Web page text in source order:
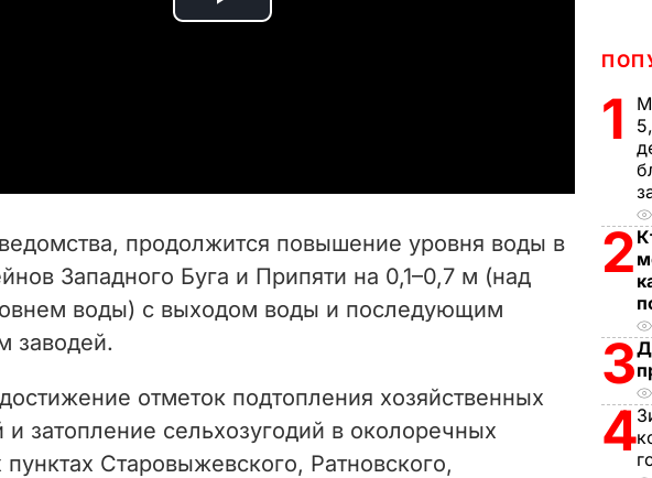
P
i
d
o
продолжится повышение уровня воды в
Западного Буга и Припяти на 0,1–0,7 м (над
воды) с выходом воды и последующим
заводей.
отметок подтопления хозяйственных
затопление сельхозугодий в околоречных
Старовыжевского, Ратновского,
1
2
3
4